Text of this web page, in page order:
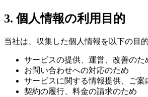
3. 個人情報の利用目的
当社は、収集した個人情報を以下の目
サービスの提供、運営、改善のた
お問い合わせへの対応のため
サービスに関する情報提供、ご案
契約の履行、料金の請求のため